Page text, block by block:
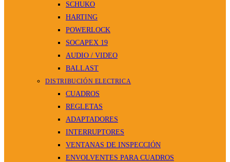
SCHUKO
HARTING
POWERLOCK
SOCAPEX 19
AUDIO / VIDEO
BALLAST
DISTRIBUCIÓN ELECTRICA
CUADROS
REGLETAS
ADAPTADORES
INTERRUPTORES
VENTANAS DE INSPECCIÓN
ENVOLVENTES PARA CUADROS